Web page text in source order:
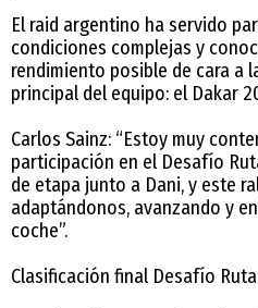
El raid argentino ha servido
condiciones complejas y
rendimiento posible de cara a
principal del equipo: el Dakar
Carlos Sainz: “Estoy muy
participación en el Desafío
de etapa junto a Dani, y este
adaptándonos, avanzando y
coche”.
Clasificación final Desafío